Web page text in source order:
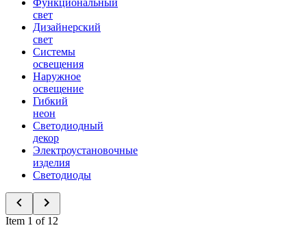
Функциональный
свет
Дизайнерский
свет
Системы
освещения
Наружное
освещение
Гибкий
неон
Светодиодный
декор
Электроустановочные
изделия
Светодиоды
Item 1 of 12